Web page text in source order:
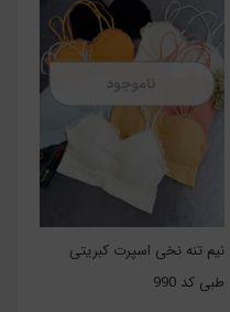
نیم تنه نخی اسپرت کبریتی
طبی کد 990
ناموجود